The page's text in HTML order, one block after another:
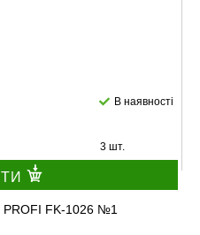
В наявності
3 шт.
PROFI FK-1026 №1